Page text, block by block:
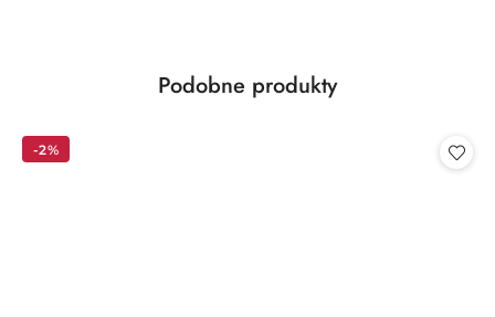
Pomiń karuzelę produktów
Produkty
Podobne produkty
-2%